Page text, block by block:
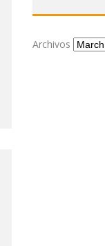
Archivos